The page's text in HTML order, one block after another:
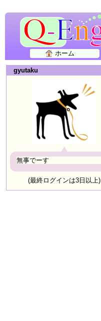
ホーム
gyutaku
無事でーす
(最終ログインは3日以上)